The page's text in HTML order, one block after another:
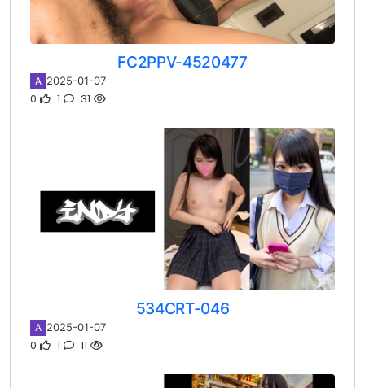
FC2PPV-4520477
A 2025-01-07
0 1 31
534CRT-046
A 2025-01-07
0 1 11